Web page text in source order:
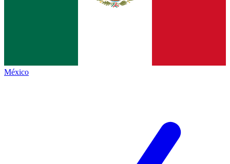
México